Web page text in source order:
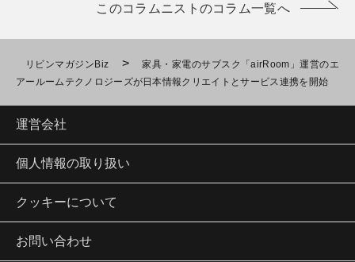
このコラムニストのコラム一覧へ
リビンマガジンBiz >
家具・家電のサブスク「airRoom」運営のエ
アールームテクノロジーズが日本情報クリエイトとサービス連携を開始
運営会社
個人情報の取り扱い
クッキーについて
お問い合わせ